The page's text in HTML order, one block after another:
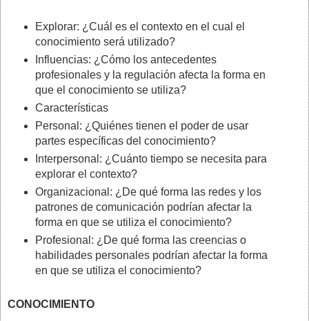
Explorar: ¿Cuál es el contexto en el cual el
conocimiento será utilizado?
Influencias: ¿Cómo los antecedentes
profesionales y la regulación afecta la forma en
que el conocimiento se utiliza?
Características
Personal: ¿Quiénes tienen el poder de usar
partes específicas del conocimiento?
Interpersonal: ¿Cuánto tiempo se necesita para
explorar el contexto?
Organizacional: ¿De qué forma las redes y los
patrones de comunicación podrían afectar la
forma en que se utiliza el conocimiento?
Profesional: ¿De qué forma las creencias o
habilidades personales podrían afectar la forma
en que se utiliza el conocimiento?
CONOCIMIENTO